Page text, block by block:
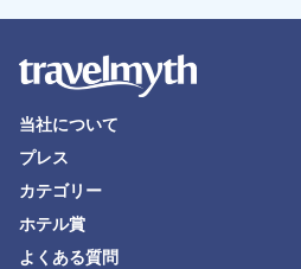
久米島町でのホテル
Nakanishiでのホテル
立山町でのホテル
気仙沼市でのホテル
当社について
プレス
カテゴリー
ホテル賞
よくある質問